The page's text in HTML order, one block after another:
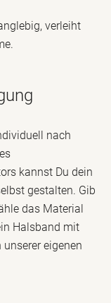
verleiht
nach
kannst Du dein
gestalten. Gib
das Material
Halsband mit
eigenen